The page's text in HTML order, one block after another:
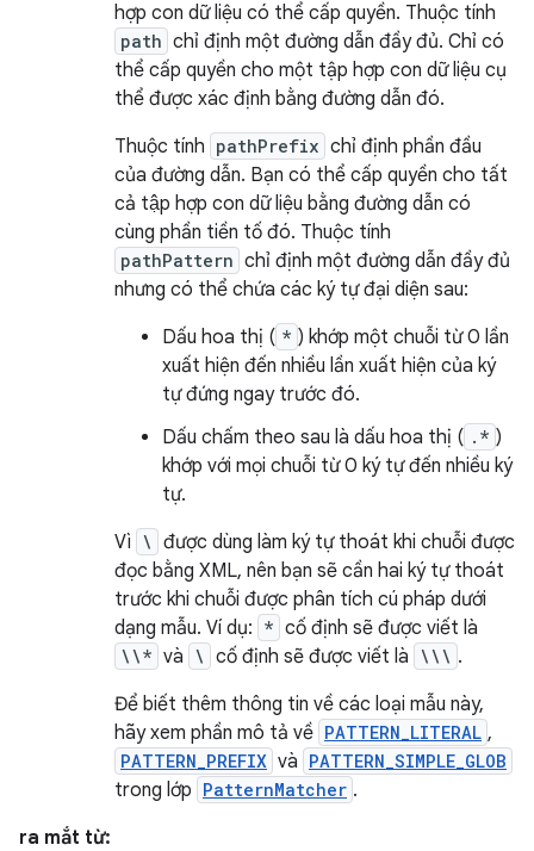
hợp con dữ liệu có thể cấp quyền. Thuộc tính
path chỉ định một đường dẫn đầy đủ. Chỉ có
thể cấp quyền cho một tập hợp con dữ liệu cụ
thể được xác định bằng đường dẫn đó.
Thuộc tính pathPrefix chỉ định phần đầu
của đường dẫn. Bạn có thể cấp quyền cho tất
cả tập hợp con dữ liệu bằng đường dẫn có
cùng phần tiền tố đó. Thuộc tính
pathPattern chỉ định một đường dẫn đầy đủ
nhưng có thể chứa các ký tự đại diện sau:
Dấu hoa thị ( * ) khớp một chuỗi từ 0 lần
xuất hiện đến nhiều lần xuất hiện của ký
tự đứng ngay trước đó.
Dấu chấm theo sau là dấu hoa thị ( .* )
khớp với mọi chuỗi từ 0 ký tự đến nhiều ký
tự.
Vì \ được dùng làm ký tự thoát khi chuỗi được
đọc bằng XML, nên bạn sẽ cần hai ký tự thoát
trước khi chuỗi được phân tích cú pháp dưới
dạng mẫu. Ví dụ: * cố định sẽ được viết là
\\* và \ cố định sẽ được viết là \\\ .
Để biết thêm thông tin về các loại mẫu này,
hãy xem phần mô tả về PATTERN_LITERAL ,
PATTERN_PREFIX và PATTERN_SIMPLE_GLOB
trong lớp PatternMatcher .
ra mắt từ: